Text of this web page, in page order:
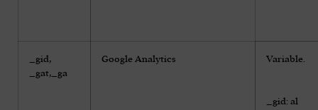
Google Analytics
_gid,
_gat,_ga
Variable.
_gid: al